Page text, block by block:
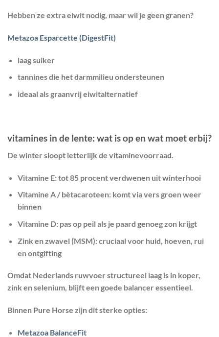
Hebben ze extra eiwit nodig, maar wil je geen granen?
Metazoa Esparcette (DigestFit)
laag suiker
tannines die het darmmilieu ondersteunen
ideaal als graanvrij eiwitalternatief
vitamines in de lente: wat is op en wat moet erbij?
De winter sloopt letterlijk de vitaminevoorraad.
Vitamine E:tot 85 procent verdwenen uit winterhooi
Vitamine A / bètacaroteen:komt via vers groen weer
binnen
Vitamine D:pas op peil als je paard genoeg zon krijgt
Zink en zwavel (MSM):cruciaal voor huid, hoeven, rui
en ontgifting
Omdat Nederlands ruwvoer structureel laag is in koper,
zink en selenium, blijft een goede balancer essentieel.
Binnen Pure Horse zijn dit sterke opties:
Metazoa BalanceFit